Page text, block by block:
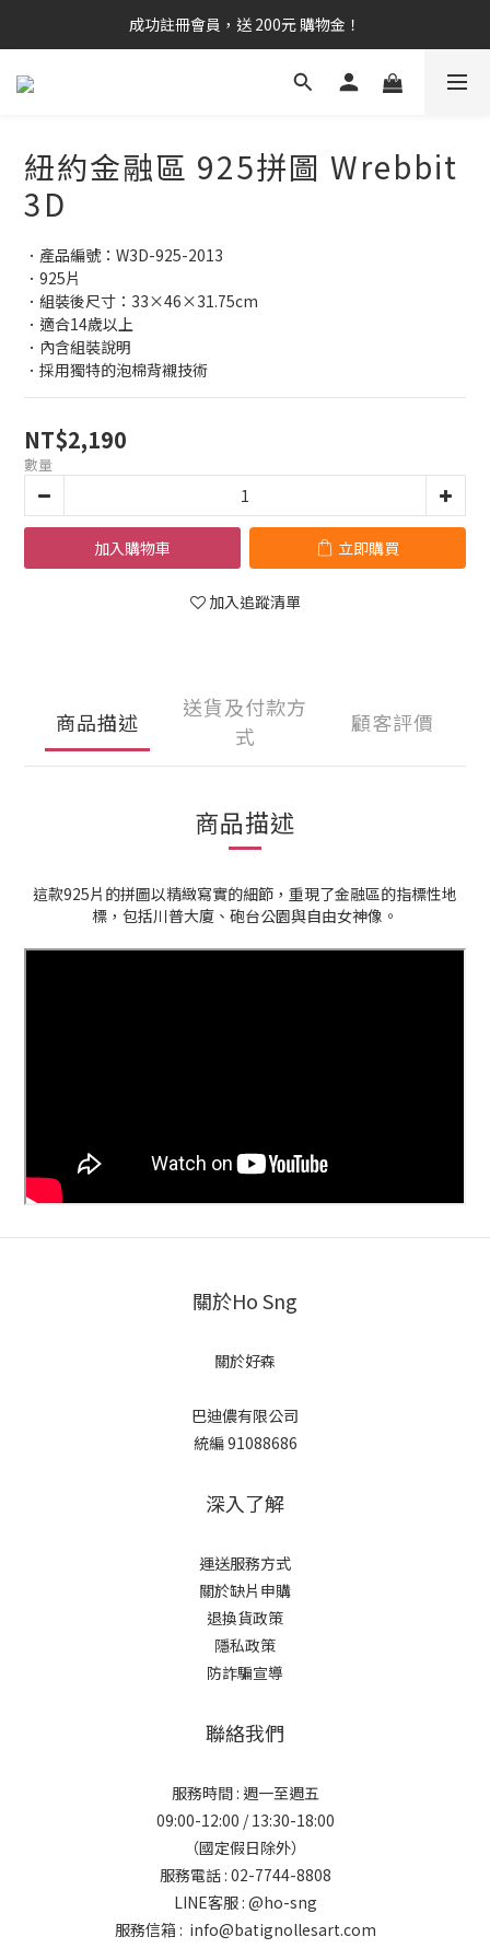
成功註冊會員，送 200元 購物金！
紐約金融區 925拼圖 Wrebbit
3D
．產品編號：W3D-925-2013
．925片
．組裝後尺寸：33×46×31.75cm
．適合14歲以上
．內含組裝說明
．採用獨特的泡棉背襯技術
NT$2,190
數量
加入購物車 立即購買
加入追蹤清單
商品描述
送貨及付款方
式
顧客評價
商品描述
這款925片的拼圖以精緻寫實的細節，重現了金融區的指標性地
標，包括川普大廈、砲台公園與自由女神像。
關於Ho Sng
關於好森
巴迪儂有限公司
統編 91088686
深入了解
運送服務方式
關於缺片申購
退換貨政策
隱私政策
防詐騙宣導
聯絡我們
服務時間 : 週一至週五
09:00-12:00 / 13:30-18:00
（國定假日除外）
服務電話 : 02-7744-8808
LINE客服 : @ho-sng
服務信箱 : info@batignollesart.com